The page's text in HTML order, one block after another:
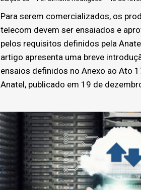
Para serem comercializados, os
telecom devem ser ensaiados e
pelos requisitos definidos pela
artigo apresenta uma breve
ensaios definidos no Anexo ao Ato
Anatel, publicado em 19 de